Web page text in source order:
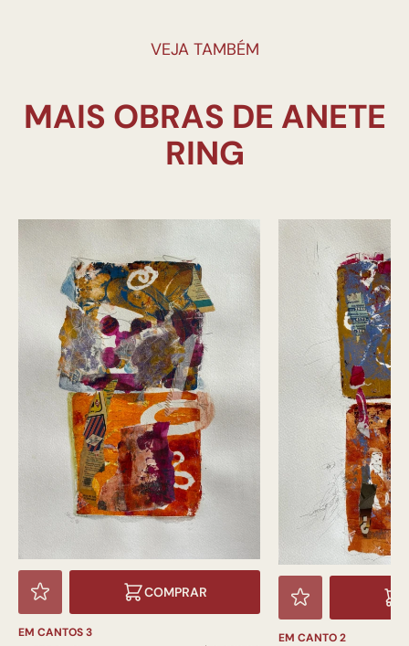
VEJA TAMBÉM
MAIS OBRAS DE ANETE
COMPRAR
EM CANTOS 3
EM CANTO 2